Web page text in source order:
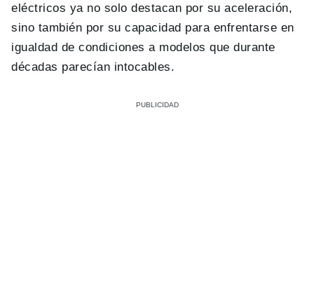
eléctricos ya no solo destacan por su aceleración,
sino también por su capacidad para enfrentarse en
igualdad de condiciones a modelos que durante
décadas parecían intocables.